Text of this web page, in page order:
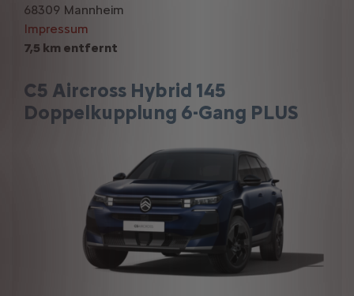
7,5 km entfernt
C5 Aircross Hybrid 145
Doppelkupplung 6-Gang PLUS
68309 Mannheim
Impressum